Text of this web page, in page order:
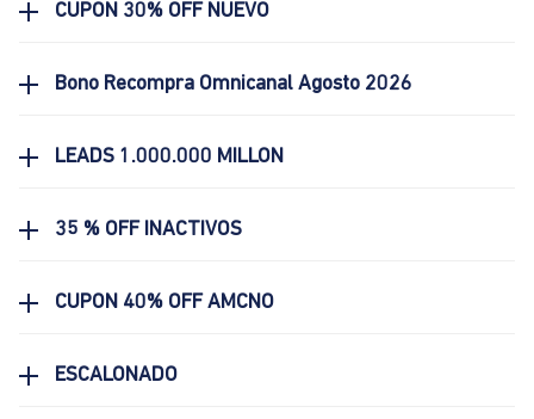
CUPON 30% OFF NUEVO
Bono Recompra Omnicanal Agosto 2026
LEADS 1.000.000 MILLON
35 % OFF INACTIVOS
CUPON 40% OFF AMCNO
ESCALONADO